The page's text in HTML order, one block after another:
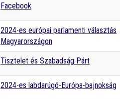
Facebook
2024-es európai parlamenti választás
Magyarországon
Tisztelet és Szabadság Párt
2024-es labdarúgó-Európa-bajnokság